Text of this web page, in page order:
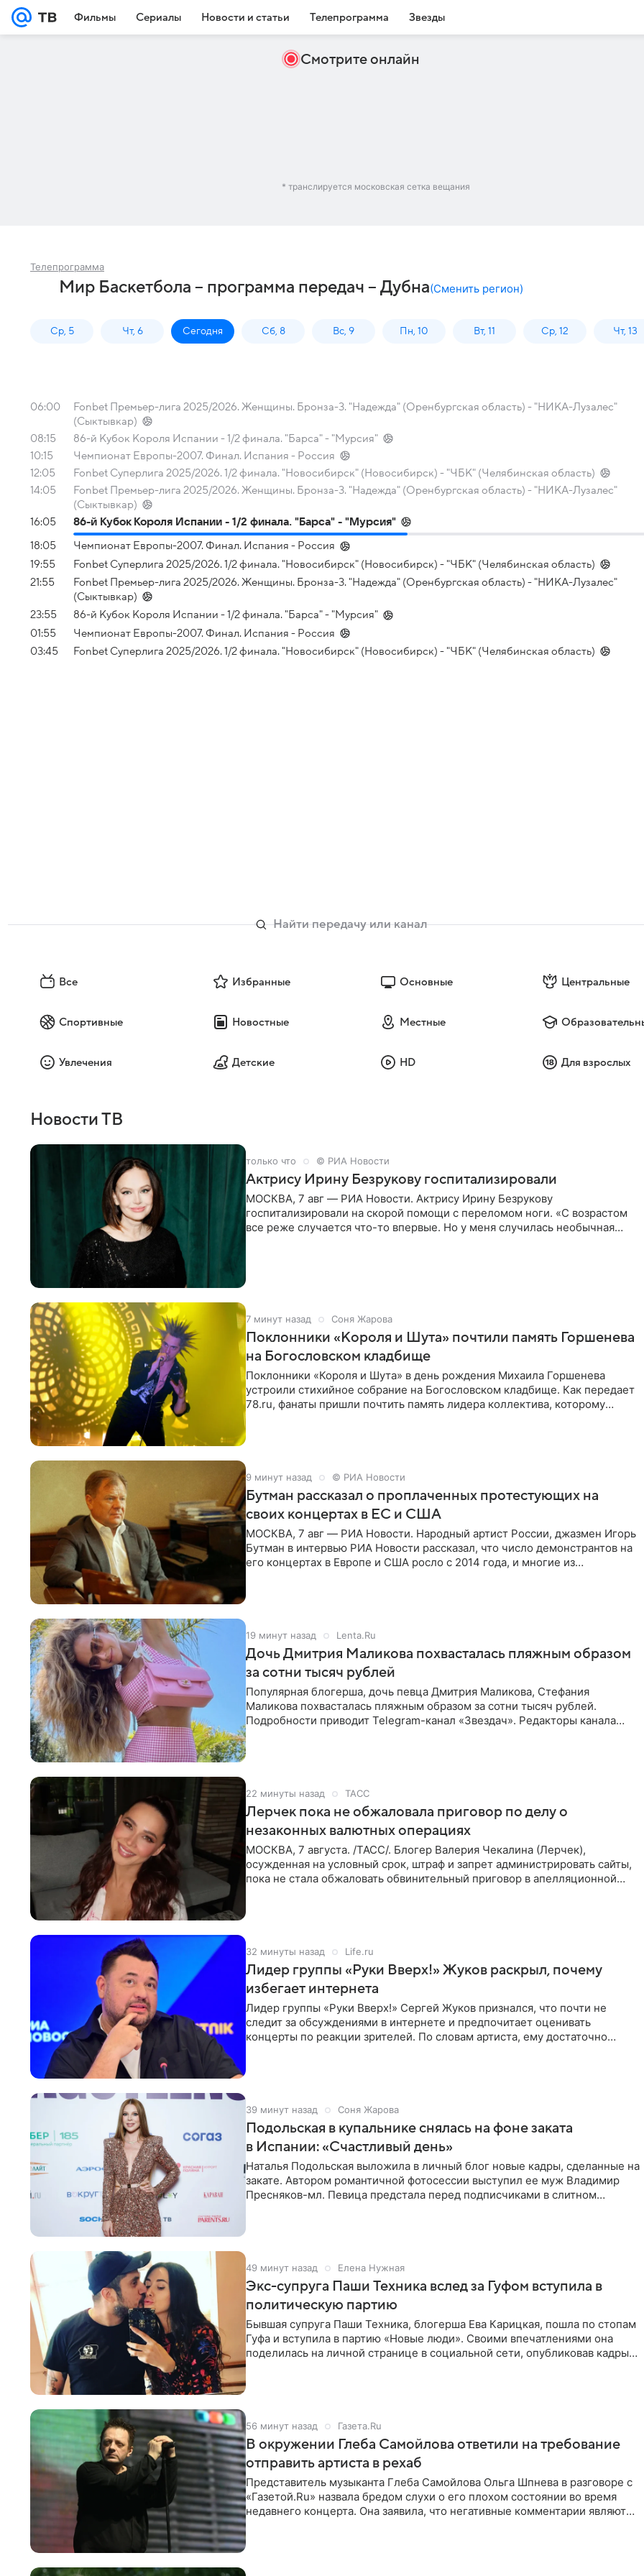
Фильмы Сериалы Новости и статьи Телепрограмма Звезды
Смотрите онлайн
* транслируется московская сетка вещания
Телепрограмма
Мир Баскетбола – программа передач – Дубна(Сменить регион)
Ср, 5 Чт, 6 Сегодня Сб, 8 Вс, 9 Пн, 10 Вт, 11 Ср, 12 Чт, 13
06:00
Fonbet Премьер-лига 2025/2026. Женщины. Бронза-3. "Надежда" (Оренбургская область) - "НИКА-Лузалес"
(Сыктывкар)
08:15
86-й Кубок Короля Испании - 1/2 финала. "Барса" - "Мурсия"
10:15
Чемпионат Европы-2007. Финал. Испания - Россия
12:05
Fonbet Суперлига 2025/2026. 1/2 финала. "Новосибирск" (Новосибирск) - "ЧБК" (Челябинская область)
14:05
Fonbet Премьер-лига 2025/2026. Женщины. Бронза-3. "Надежда" (Оренбургская область) - "НИКА-Лузалес"
(Сыктывкар)
16:05
86-й Кубок Короля Испании - 1/2 финала. "Барса" - "Мурсия"
18:05
Чемпионат Европы-2007. Финал. Испания - Россия
19:55
Fonbet Суперлига 2025/2026. 1/2 финала. "Новосибирск" (Новосибирск) - "ЧБК" (Челябинская область)
21:55
Fonbet Премьер-лига 2025/2026. Женщины. Бронза-3. "Надежда" (Оренбургская область) - "НИКА-Лузалес"
(Сыктывкар)
23:55
86-й Кубок Короля Испании - 1/2 финала. "Барса" - "Мурсия"
01:55
Чемпионат Европы-2007. Финал. Испания - Россия
03:45
Fonbet Суперлига 2025/2026. 1/2 финала. "Новосибирск" (Новосибирск) - "ЧБК" (Челябинская область)
Все Избранные Основные Центральные
Спортивные Новостные Местные
Увлечения Детские HD Для взрослых
Новости ТВ
только что © РИА Новости
Актрису Ирину Безрукову госпитализировали
МОСКВА, 7 авг — РИА Новости. Актрису Ирину Безрукову
госпитализировали на скорой помощи с переломом ноги. «С возрастом
все реже случается что-то впервые. Но у меня случилась необычная
7 минут назад Соня Жарова
Поклонники «Короля и Шута» почтили память Горшенева
на Богословском кладбище
Поклонники «Короля и Шута» в день рождения Михаила Горшенева
устроили стихийное собрание на Богословском кладбище. Как передает
78.ru, фанаты пришли почтить память лидера коллектива, которому
9 минут назад © РИА Новости
Бутман рассказал о проплаченных протестующих на
своих концертах в ЕС и США
МОСКВА, 7 авг — РИА Новости. Народный артист России, джазмен Игорь
Бутман в интервью РИА Новости рассказал, что число демонстрантов на
его концертах в Европе и США росло с 2014 года, и многие из
19 минут назад Lenta.Ru
Дочь Дмитрия Маликова похвасталась пляжным образом
за сотни тысяч рублей
Популярная блогерша, дочь певца Дмитрия Маликова, Стефания
Маликова похвасталась пляжным образом за сотни тысяч рублей.
Подробности приводит Telegram-канал «Звездач». Редакторы канала
22 минуты назад ТАСС
Лерчек пока не обжаловала приговор по делу о
незаконных валютных операциях
МОСКВА, 7 августа. /ТАСС/. Блогер Валерия Чекалина (Лерчек),
осужденная на условный срок, штраф и запрет администрировать сайты,
пока не стала обжаловать обвинительный приговор в апелляционной
32 минуты назад Life.ru
Лидер группы «Руки Вверх!» Жуков раскрыл, почему
избегает интернета
Лидер группы «Руки Вверх!» Сергей Жуков признался, что почти не
следит за обсуждениями в интернете и предпочитает оценивать
концерты по реакции зрителей. По словам артиста, ему достаточно
39 минут назад Соня Жарова
Подольская в купальнике снялась на фоне заката
в Испании: «Счастливый день»
Наталья Подольская выложила в личный блог новые кадры, сделанные на
закате. Автором романтичной фотосессии выступил ее муж Владимир
Пресняков-мл. Певица предстала перед подписчиками в слитном
49 минут назад Елена Нужная
Экс-супруга Паши Техника вслед за Гуфом вступила в
политическую партию
Бывшая супруга Паши Техника, блогерша Ева Карицкая, пошла по стопам
Гуфа и вступила в партию «Новые люди». Своими впечатлениями она
поделилась на личной странице в социальной сети, опубликовав кадры
56 минут назад Газета.Ru
В окружении Глеба Самойлова ответили на требование
отправить артиста в рехаб
Представитель музыканта Глеба Самойлова Ольга Шпнева в разговоре с
«Газетой.Ru» назвала бредом слухи о его плохом состоянии во время
недавнего концерта. Она заявила, что негативные комментарии являются